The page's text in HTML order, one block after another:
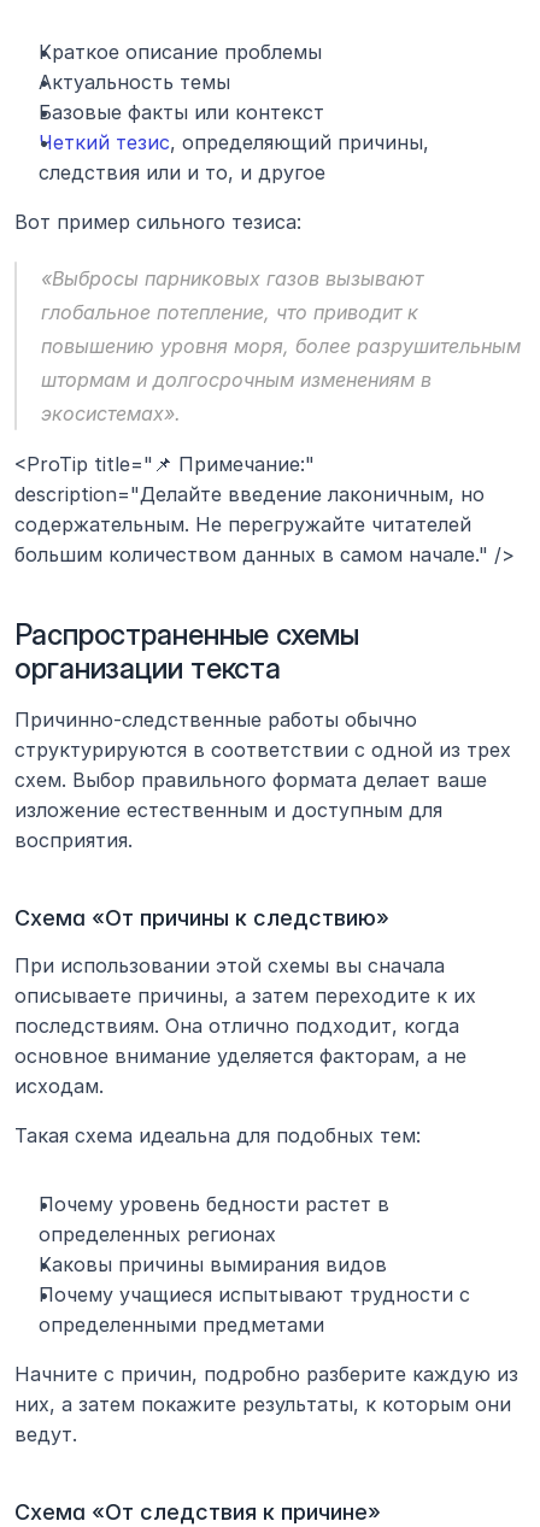
Краткое описание проблемы
Актуальность темы
Базовые факты или контекст
Четкий тезис, определяющий причины,
следствия или и то, и другое
Вот пример сильного тезиса:
«Выбросы парниковых газов вызывают
глобальное потепление, что приводит к
повышению уровня моря, более разрушительным
штормам и долгосрочным изменениям в
экосистемах».
<ProTip title="📌 Примечание:"
description="Делайте введение лаконичным, но
содержательным. Не перегружайте читателей
большим количеством данных в самом начале." />
Распространенные схемы
организации текста
Причинно-следственные работы обычно
структурируются в соответствии с одной из трех
схем. Выбор правильного формата делает ваше
изложение естественным и доступным для
восприятия.
Схема «От причины к следствию»
При использовании этой схемы вы сначала
описываете причины, а затем переходите к их
последствиям. Она отлично подходит, когда
основное внимание уделяется факторам, а не
исходам.
Такая схема идеальна для подобных тем:
Почему уровень бедности растет в
определенных регионах
Каковы причины вымирания видов
Почему учащиеся испытывают трудности с
определенными предметами
Начните с причин, подробно разберите каждую из
них, а затем покажите результаты, к которым они
ведут.
Схема «От следствия к причине»